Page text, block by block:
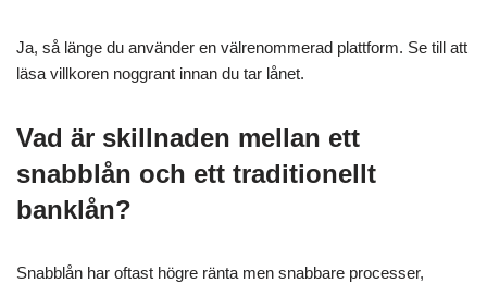
Ja, så länge du använder en välrenommerad plattform. Se till att
läsa villkoren noggrant innan du tar lånet.
Vad är skillnaden mellan ett
snabblån och ett traditionellt
banklån?
Snabblån har oftast högre ränta men snabbare processer,